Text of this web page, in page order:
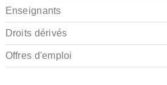
Enseignants
Droits dérivés
Offres d'emploi